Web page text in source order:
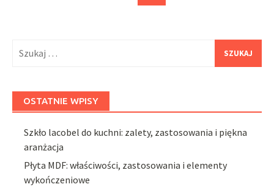
OSTATNIE WPISY
Szkło lacobel do kuchni: zalety, zastosowania i piękna
aranżacja
Płyta MDF: właściwości, zastosowania i elementy
wykończeniowe